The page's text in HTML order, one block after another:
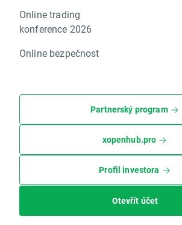
Online trading
konference 2026
Online bezpečnost
Partnerský program
xopenhub.pro
Profil investora
Otevřít účet